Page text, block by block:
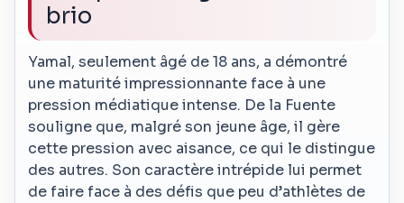
brio
Yamal, seulement âgé de 18 ans, a démontré
une maturité impressionnante face à une
pression médiatique intense. De la Fuente
souligne que, malgré son jeune âge, il gère
cette pression avec aisance, ce qui le distingue
des autres. Son caractère intrépide lui permet
de faire face à des défis que peu d’athlètes de